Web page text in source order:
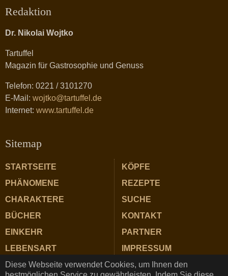
Diese Webseite verwendet Cookies, um Ihnen den
Redaktion
Dr. Nikolai Wojtko
Tartuffel
Magazin für Gastrosophie und Genuss
Telefon: 0221 / 3101270
E-Mail: wojtko@tartuffel.de
Internet: www.tartuffel.de
Sitemap
STARTSEITE
PHÄNOMENE
CHARAKTERE
BÜCHER
EINKEHR
LEBENSART
ZUTATEN
KÖPFE
REZEPTE
SUCHE
KONTAKT
PARTNER
IMPRESSUM
DATENSCHUTZ